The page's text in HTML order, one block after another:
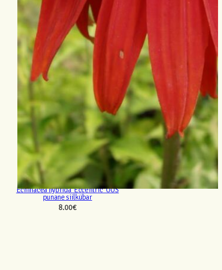
Echinacea hybrida ‘Eccentric’ UUS
punane siilkübar
8.00€